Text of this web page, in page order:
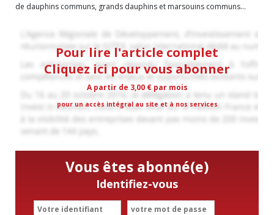
de dauphins communs, grands dauphins et marsouins communs...
Pour lire l'article complet
Cliquez ici pour vous abonner
A partir de 3,00 € par mois
pour un accès intégral au site et à nos services
Vous êtes abonné(e)
Identifiez-vous